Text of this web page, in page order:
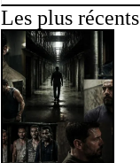
Les plus récents